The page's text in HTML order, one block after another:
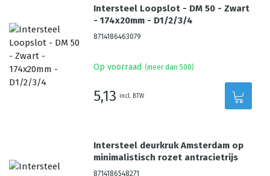
Intersteel Loopslot - DM 50 - Zwart
- 174x20mm - D1/2/3/4
8714186463079
Op voorraad (meer dan 500)
5,13 incl. BTW
Intersteel deurkruk Amsterdam op
minimalistisch rozet antracietrijs
8714186548271